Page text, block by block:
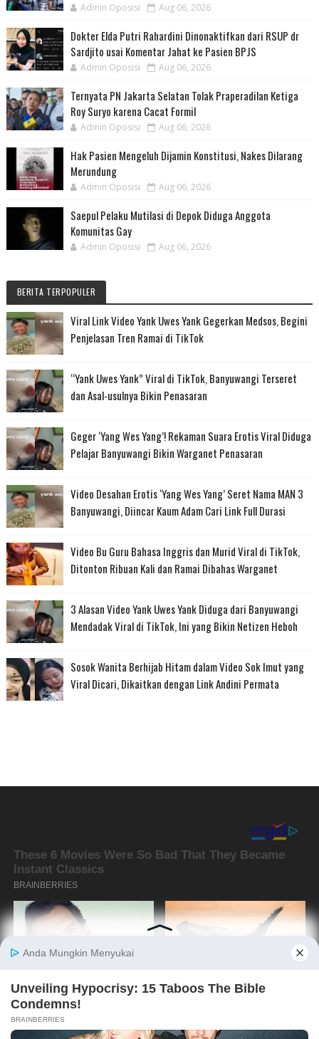
Admin Oposisi Aug 06, 2026
Dokter Elda Putri Rahardini Dinonaktifkan dari RSUP dr
Sardjito usai Komentar Jahat ke Pasien BPJS
Admin Oposisi Aug 06, 2026
Ternyata PN Jakarta Selatan Tolak Praperadilan Ketiga
Roy Suryo karena Cacat Formil
Admin Oposisi Aug 06, 2026
Hak Pasien Mengeluh Dijamin Konstitusi, Nakes Dilarang
Merundung
Admin Oposisi Aug 06, 2026
Saepul Pelaku Mutilasi di Depok Diduga Anggota
Komunitas Gay
Admin Oposisi Aug 06, 2026
BERITA TERPOPULER
Viral Link Video Yank Uwes Yank Gegerkan Medsos, Begini
Penjelasan Tren Ramai di TikTok
“Yank Uwes Yank” Viral di TikTok, Banyuwangi Terseret
dan Asal-usulnya Bikin Penasaran
Geger ‘Yang Wes Yang’! Rekaman Suara Erotis Viral Diduga
Pelajar Banyuwangi Bikin Warganet Penasaran
Video Desahan Erotis ‘Yang Wes Yang’ Seret Nama MAN 3
Banyuwangi, Diincar Kaum Adam Cari Link Full Durasi
Video Bu Guru Bahasa Inggris dan Murid Viral di TikTok,
Ditonton Ribuan Kali dan Ramai Dibahas Warganet
3 Alasan Video Yank Uwes Yank Diduga dari Banyuwangi
Mendadak Viral di TikTok, Ini yang Bikin Netizen Heboh
Sosok Wanita Berhijab Hitam dalam Video Sok Imut yang
Viral Dicari, Dikaitkan dengan Link Andini Permata